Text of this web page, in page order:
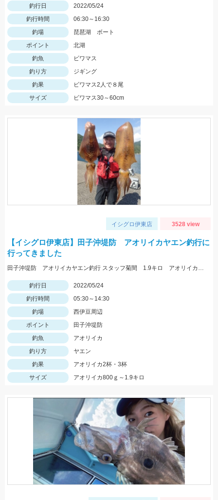
釣行日
2022/05/24
釣行時間
06:30～16:30
釣場
琵琶湖 ボート
ポイント
北湖
釣魚
ビワマス
釣り方
ジギング
釣果
ビワマス2人で８尾
サイズ
ビワマス30～60cm
イシグロ伊東店 3528 view
【イシグロ伊東店】田子沖堤防 アオリイカヤエン釣行に
行ってきました
田子沖堤防 アオリイカヤエン釣行 スタッフ菊間 1.9キロ アオリイカ釣れました！ 渡船は万集丸さんにお願いしました。
釣行日
2022/05/24
釣行時間
05:30～14:30
釣場
西伊豆周辺
ポイント
田子沖堤防
釣魚
アオリイカ
釣り方
ヤエン
釣果
アオリイカ2杯・3杯
サイズ
アオリイカ800ｇ～1.9キロ